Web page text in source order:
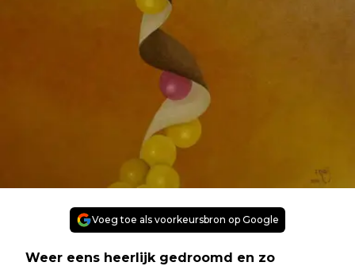
Voeg toe als voorkeursbron op Google
Weer eens heerlijk gedroomd en zo